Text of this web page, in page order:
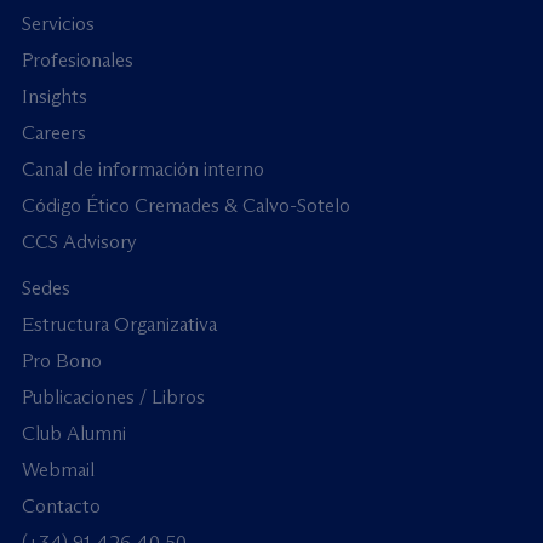
Servicios
Profesionales
Insights
Careers
Canal de información interno
Código Ético Cremades & Calvo-Sotelo
CCS Advisory
Sedes
Estructura Organizativa
Pro Bono
Publicaciones / Libros
Club Alumni
Webmail
Contacto